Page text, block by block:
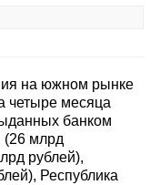
на южном рынке
четыре месяца
банком
(26 млрд
рублей),
Республика